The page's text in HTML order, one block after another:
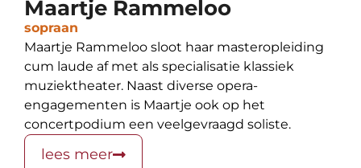
Maartje Rammeloo
sopraan
Maartje Rammeloo sloot haar masteropleiding
cum laude af met als specialisatie klassiek
muziektheater. Naast diverse opera-
engagementen is Maartje ook op het
concertpodium een veelgevraagd soliste.
lees meer